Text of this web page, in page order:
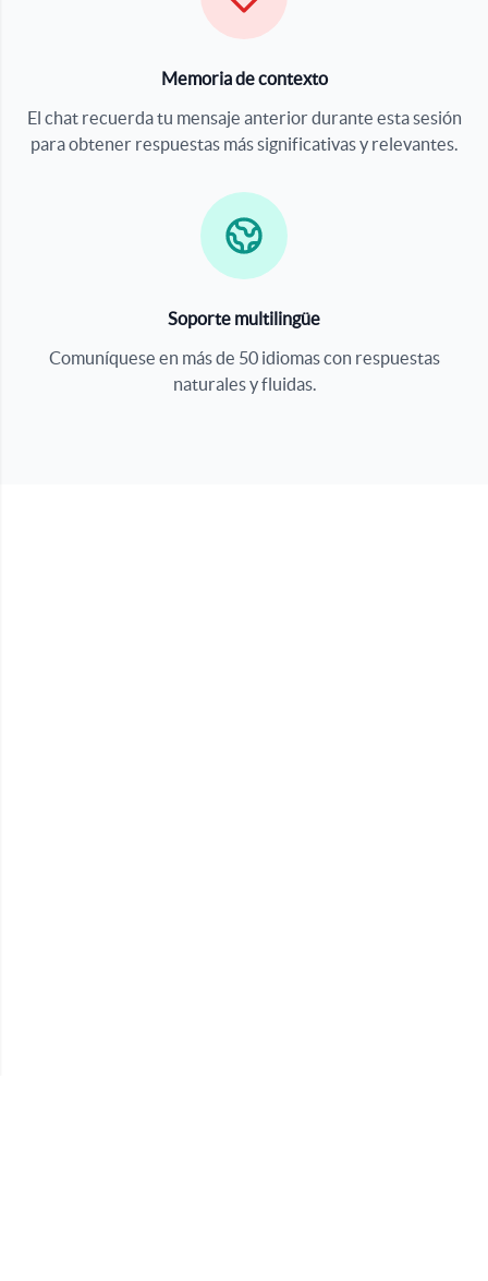
Memoria de contexto
El chat recuerda tu mensaje anterior durante esta sesión
para obtener respuestas más significativas y relevantes.
Soporte multilingüe
Comuníquese en más de 50 idiomas con respuestas
naturales y fluidas.